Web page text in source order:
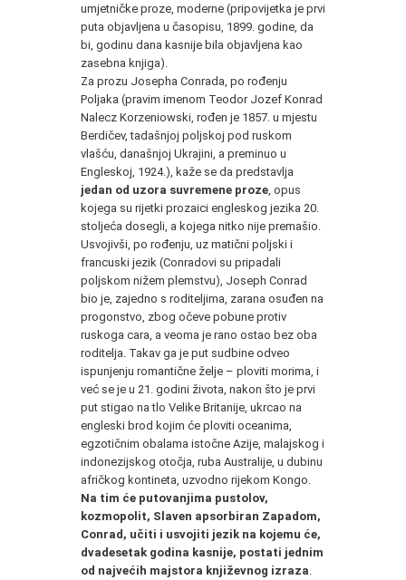
umjetničke proze, moderne (pripovijetka je prvi
puta objavljena u časopisu, 1899. godine, da
bi, godinu dana kasnije bila objavljena kao
zasebna knjiga).
Za prozu Josepha Conrada, po rođenju
Poljaka (pravim imenom Teodor Jozef Konrad
Nalecz Korzeniowski, rođen je 1857. u mjestu
Berdičev, tadašnjoj poljskoj pod ruskom
vlašću, današnjoj Ukrajini, a preminuo u
Engleskoj, 1924.), kaže se da predstavlja
jedan od uzora suvremene proze , opus
kojega su rijetki prozaici engleskog jezika 20.
stoljeća dosegli, a kojega nitko nije premašio.
Usvojivši, po rođenju, uz matični poljski i
francuski jezik (Conradovi su pripadali
poljskom nižem plemstvu), Joseph Conrad
bio je, zajedno s roditeljima, zarana osuđen na
progonstvo, zbog očeve pobune protiv
ruskoga cara, a veoma je rano ostao bez oba
roditelja. Takav ga je put sudbine odveo
ispunjenju romantične želje – ploviti morima, i
već se je u 21. godini života, nakon što je prvi
put stigao na tlo Velike Britanije, ukrcao na
engleski brod kojim će ploviti oceanima,
egzotičnim obalama istočne Azije, malajskog i
indonezijskog otočja, ruba Australije, u dubinu
afričkog kontineta, uzvodno rijekom Kongo.
Na tim će putovanjima pustolov,
kozmopolit, Slaven apsorbiran Zapadom,
Conrad, učiti i usvojiti jezik na kojemu će,
dvadesetak godina kasnije, postati jednim
od najvećih majstora književnog izraza